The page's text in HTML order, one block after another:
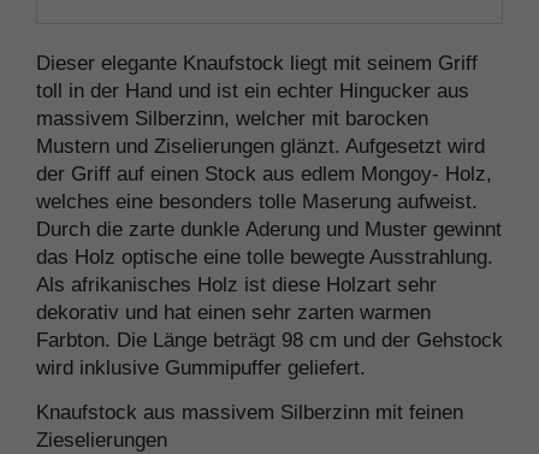
Dieser elegante Knaufstock liegt mit seinem Griff
toll in der Hand und ist ein echter Hingucker aus
massivem Silberzinn, welcher mit barocken
Mustern und Ziselierungen glänzt. Aufgesetzt wird
der Griff auf einen Stock aus edlem Mongoy- Holz,
welches eine besonders tolle Maserung aufweist.
Durch die zarte dunkle Aderung und Muster gewinnt
das Holz optische eine tolle bewegte Ausstrahlung.
Als afrikanisches Holz ist diese Holzart sehr
dekorativ und hat einen sehr zarten warmen
Farbton. Die Länge beträgt 98 cm und der Gehstock
wird inklusive Gummipuffer geliefert.
Knaufstock aus massivem Silberzinn mit feinen
Zieselierungen